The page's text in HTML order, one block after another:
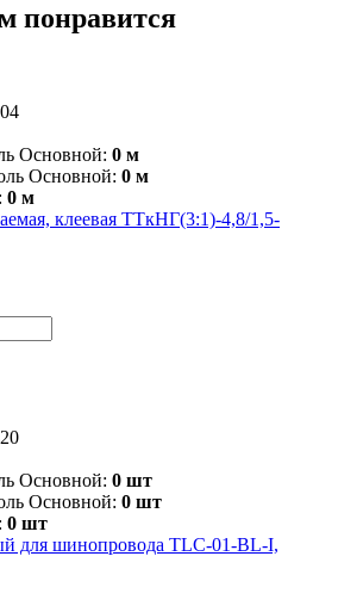
понравится
Основной: 0 м
Основной: 0 м
0 м
клеевая ТТкНГ(3:1)-4,8/1,5-
Основной: 0 шт
Основной: 0 шт
0 шт
для шинопровода TLC-01-BL-I,